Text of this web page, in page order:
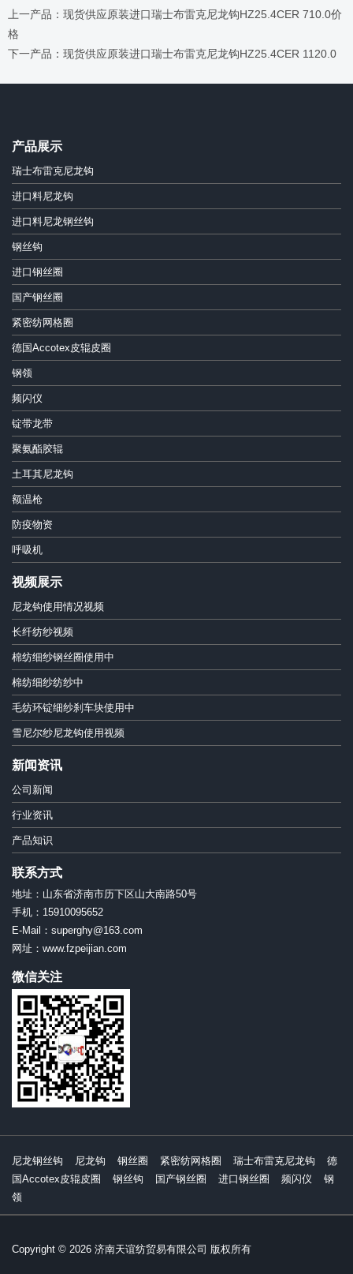
上一产品：现货供应原装进口瑞士布雷克尼龙钩HZ25.4CER 710.0价
格
下一产品：现货供应原装进口瑞士布雷克尼龙钩HZ25.4CER 1120.0
产品展示
瑞士布雷克尼龙钩
进口料尼龙钩
进口料尼龙钢丝钩
钢丝钩
进口钢丝圈
国产钢丝圈
紧密纺网格圈
德国Accotex皮辊皮圈
钢领
频闪仪
锭带龙带
聚氨酯胶辊
土耳其尼龙钩
额温枪
防疫物资
呼吸机
视频展示
尼龙钩使用情况视频
长纤纺纱视频
棉纺细纱钢丝圈使用中
棉纺细纱纺纱中
毛纺环锭细纱刹车块使用中
雪尼尔纱尼龙钩使用视频
新闻资讯
公司新闻
行业资讯
产品知识
联系方式
地址：山东省济南市历下区山大南路50号
手机：15910095652
E-Mail：superghy@163.com
网址：www.fzpeijian.com
微信关注
尼龙钢丝钩 尼龙钩 钢丝圈 紧密纺网格圈 瑞士布雷克尼龙钩
德
国Accotex皮辊皮圈
钢丝钩 国产钢丝圈 进口钢丝圈 频闪仪
钢
领
Copyright © 2026 济南天谊纺贸易有限公司 版权所有